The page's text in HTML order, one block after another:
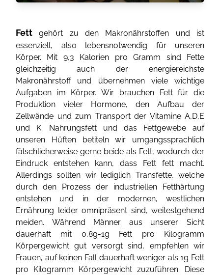
Fett gehört zu den Makronährstoffen und ist
essenziell, also lebensnotwendig für unseren
Körper. Mit 9,3 Kalorien pro Gramm sind Fette
gleichzeitig auch der energiereichste
Makronährstoff und übernehmen viele wichtige
Aufgaben im Körper. Wir brauchen Fett für die
Produktion vieler Hormone, den Aufbau der
Zellwände und zum Transport der Vitamine A,D,E
und K. Nahrungsfett und das Fettgewebe auf
unseren Hüften betiteln wir umgangssprachlich
fälschlicherweise gerne beide als Fett, wodurch der
Eindruck entstehen kann, dass Fett fett macht.
Allerdings sollten wir lediglich Transfette, welche
durch den Prozess der industriellen Fetthärtung
entstehen und in der modernen, westlichen
Ernährung leider omnipräsent sind, weitestgehend
meiden. Während Männer aus unserer Sicht
dauerhaft mit 0,8g-1g Fett pro Kilogramm
Körpergewicht gut versorgt sind, empfehlen wir
Frauen, auf keinen Fall dauerhaft weniger als 1g Fett
pro Kilogramm Körpergewicht zuzuführen. Diese